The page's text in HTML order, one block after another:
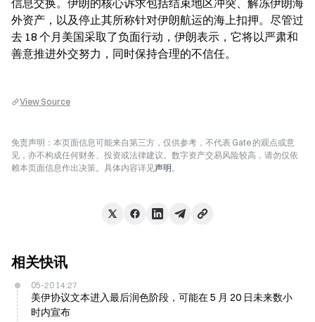
信息交换。伊朗的核心诉求包括结束地区冲突、解冻伊朗海
外资产，以及停止其所称针对伊朗航运的海上扣押。尽管过
去 18 个月美国采取了负面行动，伊朗表示，它将以严肃和
善意推进外交努力，同时保持合理的不信任。
View Source
免责声明：本页面信息可能来自第三方，仅供参考，不代表 Gate 的观点或意
见，亦不构成任何财务、投资或法律建议。数字资产交易风险较高，请勿仅依
赖本页面信息作出决策。具体内容详见声明。
相关快讯
05-20 14:27
美伊协议文本进入最后润色阶段，可能在 5 月 20 日未来数小
时内宣布